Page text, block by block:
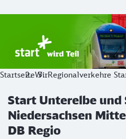
Start Unterelbe und
Ab August 2026 ist Start Teil
StartseiteWirRegionalverkehre
Start Unterelbe und
Niedersachsen
DB Regio